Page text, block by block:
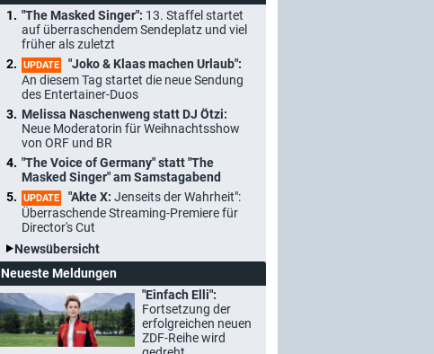
"The Masked Singer": 13. Staffel startet
auf überraschendem Sendeplatz und viel
früher als zuletzt
UPDATE
"Joko & Klaas machen Urlaub":
An diesem Tag startet die neue Sendung
des Entertainer-Duos
Melissa Naschenweng statt DJ Ötzi:
Neue Moderatorin für Weihnachtsshow
von ORF und BR
"The Voice of Germany" statt "The
Masked Singer" am Samstagabend
UPDATE "Akte X: Jenseits der Wahrheit":
Überraschende Streaming-Premiere für
Director's Cut
Newsübersicht
Neueste Meldungen
"Einfach Elli":
Fortsetzung der
erfolgreichen neuen
ZDF-Reihe wird